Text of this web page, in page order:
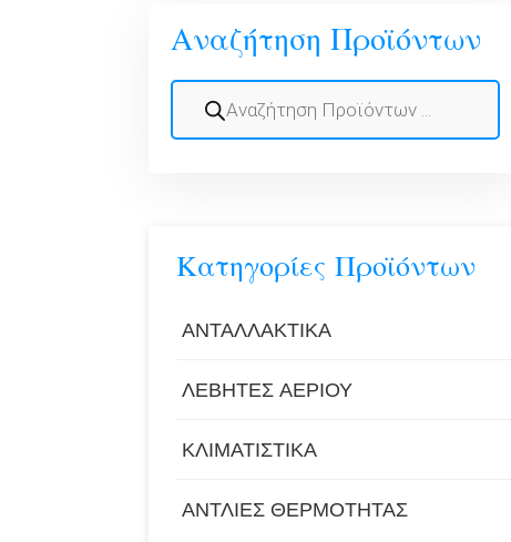
Αναζήτηση Προϊόντων
ΑΝΤΑΛΛΑΚΤΙΚΆ
ΛΈΒΗΤΕΣ ΑΕΡΊΟΥ
ΚΛΙΜΑΤΙΣΤΙΚΆ
ΑΝΤΛΊΕΣ ΘΕΡΜΌΤΗΤΑΣ